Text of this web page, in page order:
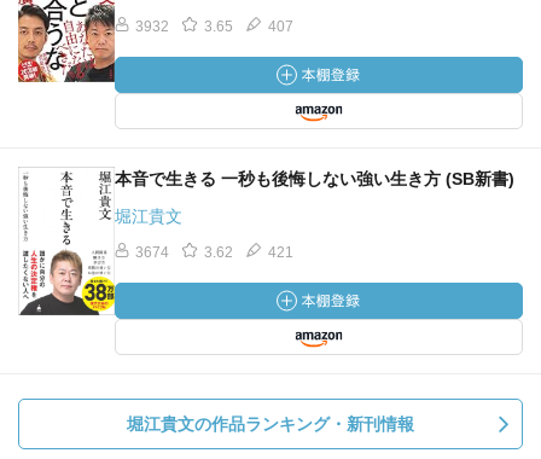
3932 3.65 407
本音で生きる 一秒も後悔しない強い生き方 (SB新書)
堀江貴文
3674 3.62 421
堀江貴文の作品ランキング・新刊情報